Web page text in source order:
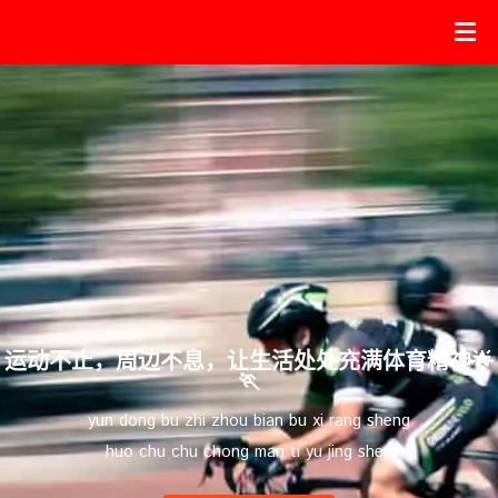
运动不止，周边不息，让生活处处充满体育精神🌟
🏃
yun dong bu zhi zhou bian bu xi rang sheng
huo chu chu chong man ti yu jing shen